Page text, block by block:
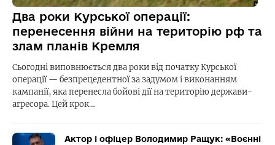
Два роки Курської операції:
перенесення війни на територію рф та
злам планів Кремля
Сьогодні виповнюється два роки від початку Курської
операції — безпрецедентної за задумом і виконанням
кампанії, яка перенесла бойові дії на територію держави-
агресора. Цей крок…
Актор і офіцер Володимир Ращук: «Воєнні